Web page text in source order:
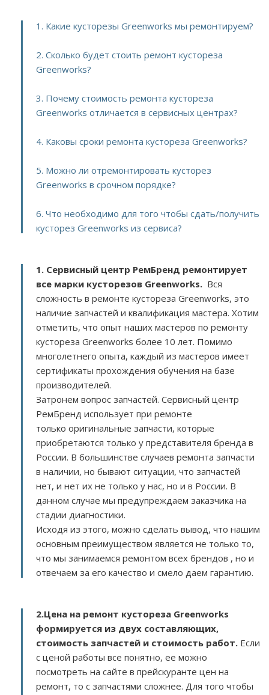
1. Какие кусторезы Greenworks мы ремонтируем?
2. Сколько будет стоить ремонт кустореза
Greenworks?
3. Почему стоимость ремонта кустореза
Greenworks отличается в сервисных центрах?
4. Каковы сроки ремонта кустореза Greenworks?
5. Можно ли отремонтировать кусторез
Greenworks в срочном порядке?
6. Что необходимо для того чтобы сдать/получить
кусторез Greenworks из сервиса?
1. Сервисный центр РемБренд ремонтирует
все марки кусторезов Greenworks. Вся
сложность в ремонте кустореза Greenworks, это
наличие запчастей и квалификация мастера. Хотим
отметить, что опыт наших мастеров по ремонту
кустореза Greenworks более 10 лет. Помимо
многолетнего опыта, каждый из мастеров имеет
сертификаты прохождения обучения на базе
производителей.
Затронем вопрос запчастей. Сервисный центр
РемБренд использует при ремонте
только оригинальные запчасти, которые
приобретаются только у представителя бренда в
России. В большинстве случаев ремонта запчасти
в наличии, но бывают ситуации, что запчастей
нет, и нет их не только у нас, но и в России. В
данном случае мы предупреждаем заказчика на
стадии диагностики.
Исходя из этого, можно сделать вывод, что нашим
основным преимуществом является не только то,
что мы занимаемся ремонтом всех брендов , но и
отвечаем за его качество и смело даем гарантию.
2.Цена на ремонт кустореза Greenworks
формируется из двух составляющих,
стоимость запчастей и стоимость работ. Если
с ценой работы все понятно, ее можно
посмотреть на сайте в прейскуранте цен на
ремонт, то с запчастями сложнее. Для того чтобы